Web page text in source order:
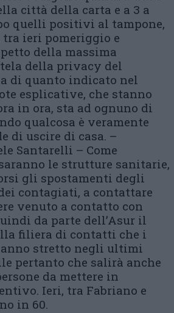
città della carta e a 3 a
quelli positivi al tampone,
ieri pomeriggio e
della massima
della privacy del
di quanto indicato nel
esplicative, che stanno
in ora, sta ad ognuno di
qualcosa è veramente
di uscire di casa. –
Santarelli – Come
le strutture sanitarie,
gli spostamenti degli
contagiati, a contattare
venuto a contatto con
da parte dell’Asur il
filiera di contatti che i
stretto negli ultimi
pertanto che salirà anche
da mettere in
Ieri, tra Fabriano e
in 60.